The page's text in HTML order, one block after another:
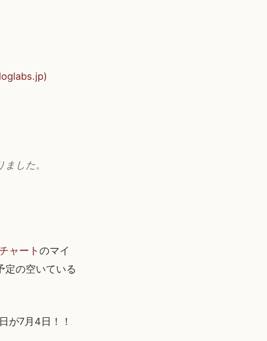
した。
ャート のマイ
定の空いている
が7月4日！！